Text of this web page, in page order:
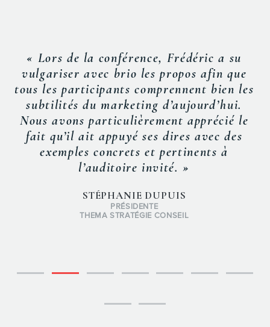
« Lors de la conférence, Frédéric a su
vulgariser avec brio les propos afin que
tous les participants comprennent bien les
subtilités du marketing d’aujourd’hui.
Nous avons particulièrement apprécié le
fait qu’il ait appuyé ses dires avec des
exemples concrets et pertinents à
l’auditoire invité. »
STÉPHANIE DUPUIS
PRÉSIDENTE
THEMA STRATÉGIE CONSEIL